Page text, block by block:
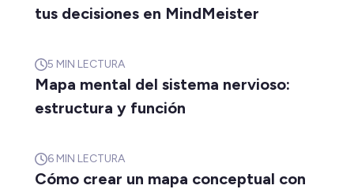
tus decisiones en MindMeister
5 MIN LECTURA
Mapa mental del sistema nervioso:
estructura y función
6 MIN LECTURA
Cómo crear un mapa conceptual con